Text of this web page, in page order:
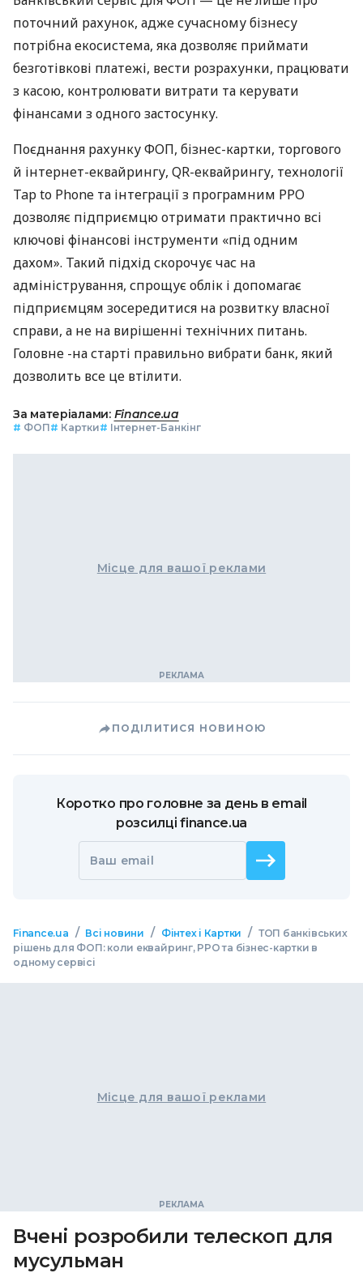
поточний рахунок, адже сучасному бізнесу
потрібна екосистема, яка дозволяє приймати
безготівкові платежі, вести розрахунки, працювати
з касою, контролювати витрати та керувати
фінансами з одного застосунку.
Поєднання рахунку ФОП, бізнес-картки, торгового
й інтернет-еквайрингу, QR-еквайрингу, технології
Tap to Phone та інтеграції з програмним РРО
дозволяє підприємцю отримати практично всі
ключові фінансові інструменти «під одним
дахом». Такий підхід скорочує час на
адміністрування, спрощує облік і допомагає
підприємцям зосередитися на розвитку власної
справи, а не на вирішенні технічних питань.
Головне -на старті правильно вибрати банк, який
дозволить все це втілити.
За матеріалами: Finance.ua
# ФОП# Картки# Інтернет-Банкінг
Місце для вашої реклами
ПОДІЛИТИСЯ НОВИНОЮ
Коротко про головне за день в email
розсилці finance.ua
Ваш email
Finance.ua / Всі новини / Фінтех і Картки / ТОП банківських
рішень для ФОП: коли еквайринг, РРО та бізнес-картки в
одному сервісі
Місце для вашої реклами
Вчені розробили телескоп для
мусульман